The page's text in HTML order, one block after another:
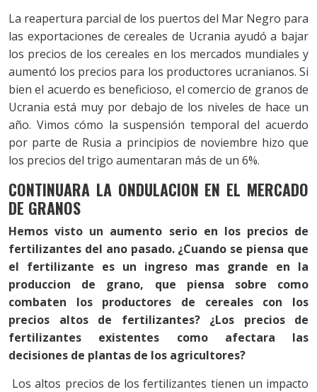
La reapertura parcial de los puertos del Mar Negro para
las exportaciones de cereales de Ucrania ayudó a bajar
los precios de los cereales en los mercados mundiales y
aumentó los precios para los productores ucranianos. Si
bien el acuerdo es beneficioso, el comercio de granos de
Ucrania está muy por debajo de los niveles de hace un
año. Vimos cómo la suspensión temporal del acuerdo
por parte de Rusia a principios de noviembre hizo que
los precios del trigo aumentaran más de un 6%.
CONTINUARA LA ONDULACION EN EL MERCADO
DE GRANOS
Hemos visto un aumento serio en los precios de
fertilizantes del ano pasado. ¿Cuando se piensa que
el fertilizante es un ingreso mas grande en la
produccion de grano, que piensa sobre como
combaten los productores de cereales con los
precios altos de fertilizantes? ¿Los precios de
fertilizantes existentes como afectara las
decisiones de plantas de los agricultores?
Los altos precios de los fertilizantes tienen un impacto